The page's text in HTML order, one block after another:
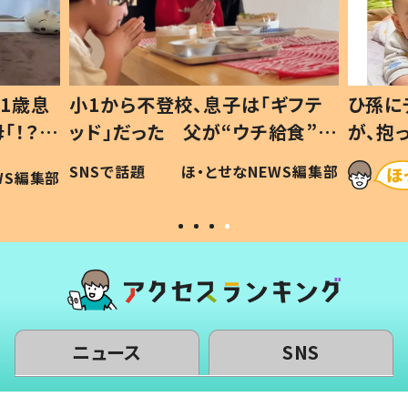
歳息
？」
編集部
小1から不登校、息子は「ギフテ
ッド」だった 父が“ウチ給食”を
作り続ける理由とは #令和の親
#令和の子
SNSで話題 ほ・とせなNEWS編集部
ひ孫
が、
「涙が
い」
ニュース SNS